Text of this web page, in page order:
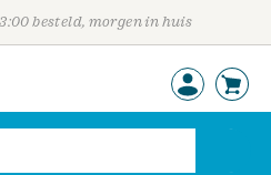
besteld, morgen in huis